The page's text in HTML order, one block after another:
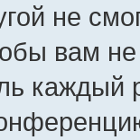
не
вам